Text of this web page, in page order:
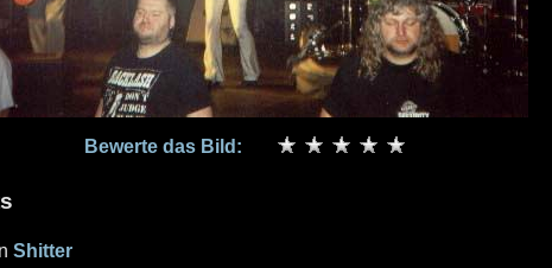
Bewerte das Bild:
Shitter